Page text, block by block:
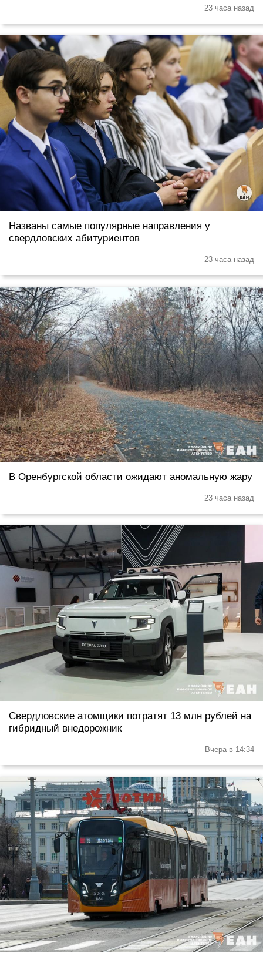
23 часа назад
Названы самые популярные направления у
свердловских абитуриентов
23 часа назад
В Оренбургской области ожидают аномальную жару
23 часа назад
Свердловские атомщики потратят 13 млн рублей на
гибридный внедорожник
Вчера в 14:34